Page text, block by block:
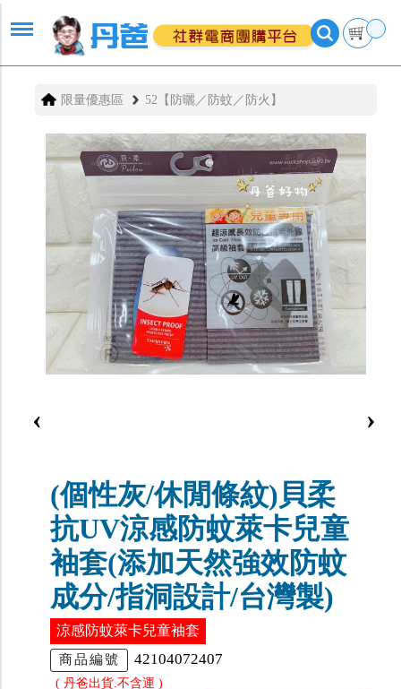
限量優惠區 52【防曬／防蚊／防火】
‹ ›
(個性灰/休閒條紋)貝柔
抗UV涼感防蚊萊卡兒童
袖套(添加天然強效防蚊
成分/指洞設計/台灣製)
涼感防蚊萊卡兒童袖套
商品編號 42104072407
( 丹爸出貨.不含運 )